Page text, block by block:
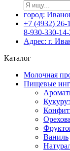
город:
+7 (4932) 26-
8-930-330-
Адрес: г.
Каталог
Молочная
Пищевые
Ваниль